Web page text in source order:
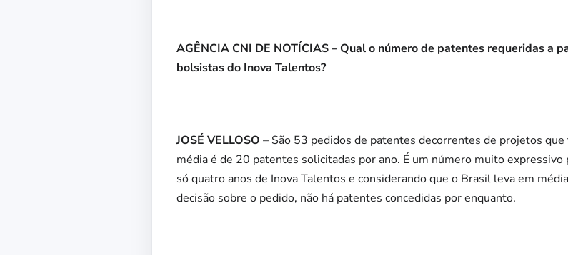
AGÊNCIA CNI DE NOTÍCIAS – Qual o número de patentes requeridas a
bolsistas do Inova Talentos?
JOSÉ VELLOSO – São 53 pedidos de patentes decorrentes de projetos
média é de 20 patentes solicitadas por ano. É um número muito
só quatro anos de Inova Talentos e considerando que o Brasil leva em
decisão sobre o pedido, não há patentes concedidas por enquanto.